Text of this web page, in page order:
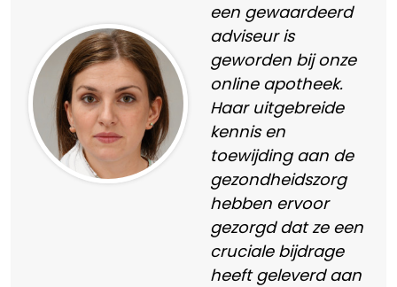
een gewaardeerd
adviseur is
geworden bij onze
online apotheek.
Haar uitgebreide
kennis en
toewijding aan de
gezondheidszorg
hebben ervoor
gezorgd dat ze een
cruciale bijdrage
heeft geleverd aan